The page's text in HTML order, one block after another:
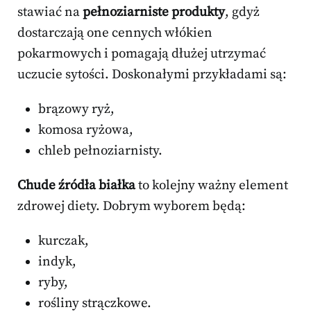
stawiać napełnoziarniste produkty, gdyż
dostarczają one cennych włókien
pokarmowych i pomagają dłużej utrzymać
uczucie sytości. Doskonałymi przykładami są:
brązowy ryż,
komosa ryżowa,
chleb pełnoziarnisty.
Chude źródła białkato kolejny ważny element
zdrowej diety. Dobrym wyborem będą:
kurczak,
indyk,
ryby,
rośliny strączkowe.